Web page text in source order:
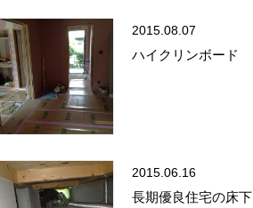
2015.08.07
ハイクリンボード
2015.06.16
長期優良住宅の床下